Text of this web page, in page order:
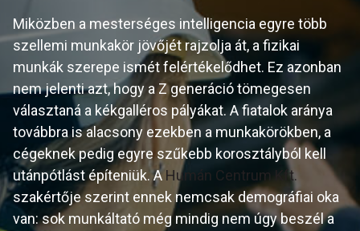
Miközben a mesterséges intelligencia egyre több
szellemi munkakör jövőjét rajzolja át, a fizikai
munkák szerepe ismét felértékelődhet. Ez azonban
nem jelenti azt, hogy a Z generáció tömegesen
választaná a kékgalléros pályákat. A fiatalok aránya
továbbra is alacsony ezekben a munkakörökben, a
cégeknek pedig egyre szűkebb korosztályból kell
utánpótlást építeniük. A Humán Centrum Kft.
szakértője szerint ennek nemcsak demográfiai oka
van: sok munkáltató még mindig nem úgy beszél a